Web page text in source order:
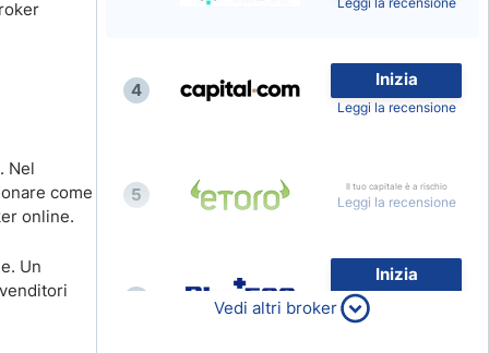
Nel
come
online.
Un
4
Inizia
Leggi la recensione
5 Il tuo capitale è a rischio
Leggi la recensione
Inizia
80% dei conti al dettaglio di
CFD perdono denaro
Vedi altri broker